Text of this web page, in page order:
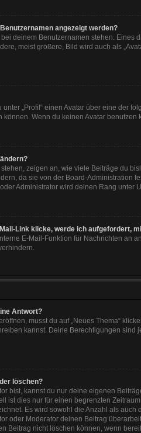
angezeigt werden?
deinem Benutzernamen stehen.
meist größere, Bild wird auch als
„Profil“ einen Avatar über eine der
Wenn du keinen Avatar
zeigen an, wie viele Beiträge du
da sie von der Board-
Administrator wird deinen Rang unter
Link klicke, werde ich aufgefordert,
E-Mail-Funktion für Nachrichten an
Antwort?
musst du auf „Neues Thema“
kannst. Deine Berechtigungen sind
löschen?
bist, kannst du nur deine eigenen
ist dies nur für einen begrenzten
Es wird sowohl die Anzahl als
oder Moderator deinen Beitrag
Beitrag nicht löschen können, wenn